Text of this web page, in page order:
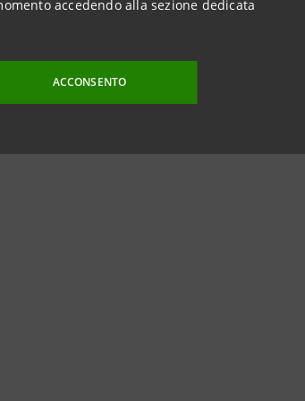
accedendo alla sezione dedicata
ACCONSENTO